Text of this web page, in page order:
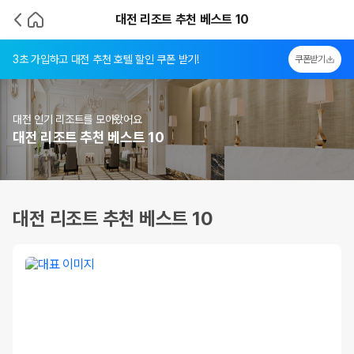
대전 리조트 추천 베스트 10
3초 가입하고 대전 추천 호텔 할인 쿠폰 받기! 쿠폰받기
대전 인기 리조트를 모아왔어요
대전 리조트 추천 베스트 10
대전 리조트 추천 베스트 10